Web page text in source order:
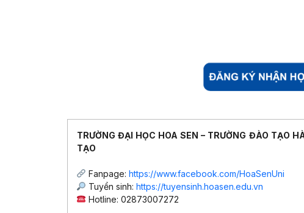
TRƯỜNG ĐẠI HỌC HOA SEN – TRƯỜNG ĐÀO TẠO
TẠO
Fanpage:https://www.facebook.com/HoaSenUni
Tuyển sinh:https://tuyensinh.hoasen.edu.vn
Hotline: 02873007272